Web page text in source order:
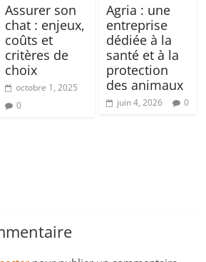
Assurer son
chat : enjeux,
coûts et
critères de
choix
octobre 1, 2025
0
Agria : une
entreprise
dédiée à la
santé et à la
protection
des animaux
juin 4, 2026 0